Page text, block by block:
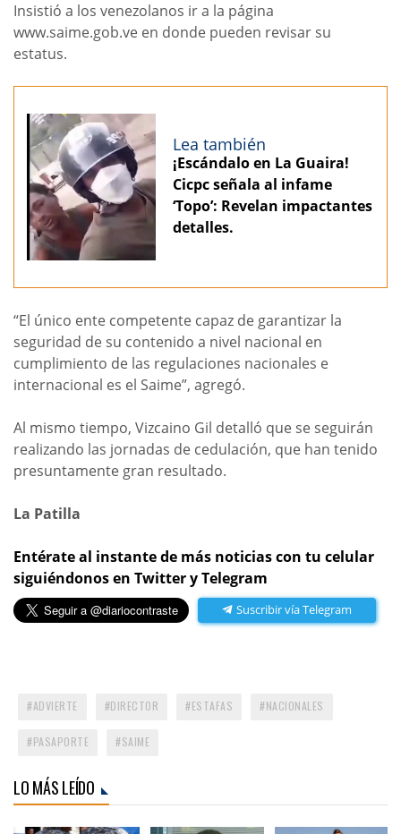
Insistió a los venezolanos ir a la página
www.saime.gob.ve en donde pueden revisar su
estatus.
Lea también
¡Escándalo en La Guaira!
Cicpc señala al infame
‘Topo’: Revelan impactantes
detalles.
“El único ente competente capaz de garantizar la
seguridad de su contenido a nivel nacional en
cumplimiento de las regulaciones nacionales e
internacional es el Saime”, agregó.
Al mismo tiempo, Vizcaino Gil detalló que se seguirán
realizando las jornadas de cedulación, que han tenido
presuntamente gran resultado.
La Patilla
Entérate al instante de más noticias con tu celular
siguiéndonos en Twitter y Telegram
Suscribir vía Telegram
ADVIERTE DIRECTOR ESTAFAS NACIONALES
PASAPORTE SAIME
LO MÁS LEÍDO